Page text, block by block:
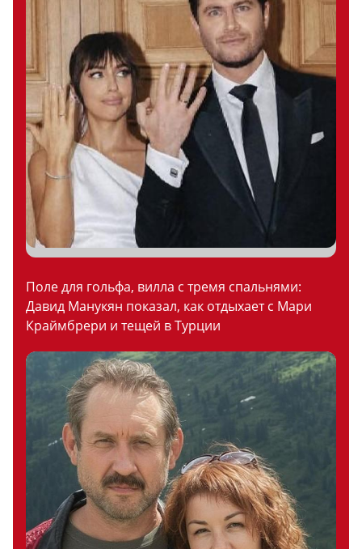
Поле для гольфа, вилла с тремя спальнями:
Давид Манукян показал, как отдыхает с Мари
Краймбрери и тещей в Турции